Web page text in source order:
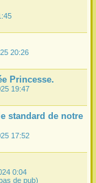
20:26
Princesse.
19:47
standard de notre
17:52
0:04
de pub)